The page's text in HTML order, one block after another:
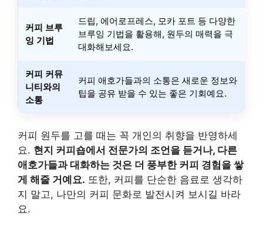
커피 브루
잉 기법
드립, 에어로프레스, 모카 포트 등 다양한
브루잉 기법을 활용해, 원두의 매력을 극
대화해보세요.
커피 커뮤
니티와의
소통
커피 애호가들과의 소통은 새로운 정보와
팁을 공유 받을 수 있는 좋은 기회예요.
커피 원두를 고를 때는 꼭 개인의 취향을 반영하세
요. 현지 커피숍에서 전문가의 조언을 듣거나, 다른
애호가들과 대화하는 것은 더 풍부한 커피 경험을 쌓
게 해줄 거예요. 또한, 커피를 단순한 음료로 생각하
지 말고, 나만의 커피 문화로 발전시켜 보시길 바라
요.